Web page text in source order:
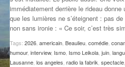
GROOVE N SUN
IL ÉTAIT UNE FOIS
L’ASTUCE DE LA PORTE EN BOIS
PLUS DE MIX
immédiatement derrière le rideau
que les lumières ne s’éteignent : pas
non sans ironie : « Ce soir, c’est très
Tags: 2026 americain Beaulieu comédie
humour, interview, Ismo Ismo Leikola juin
Lausanne los angeles radio la fabrik spectacle